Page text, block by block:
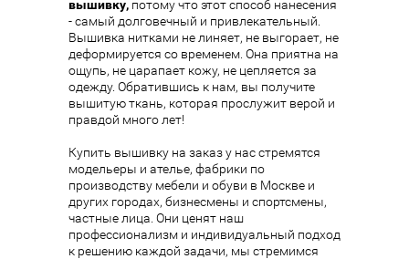
вышивку,потому что этот способ нанесения
- самый долговечный и привлекательный.
Вышивка нитками не линяет, не выгорает, не
деформируется со временем. Она приятна на
ощупь, не царапает кожу, не цепляется за
одежду. Обратившись к нам, вы получите
вышитую ткань, которая прослужит верой и
правдой много лет!
Купить вышивку на заказ у нас стремятся
модельеры и ателье, фабрики по
производству мебели и обуви в Москве и
других городах, бизнесмены и спортсмены,
частные лица. Они ценят наш
профессионализм и индивидуальный подход
к решению каждой задачи, мы стремимся